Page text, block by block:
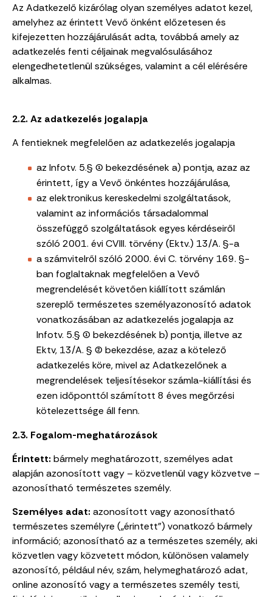
Az Adatkezelő kizárólag olyan személyes adatot kezel,
amelyhez az érintett Vevő önként előzetesen és
kifejezetten hozzájárulását adta, továbbá amely az
adatkezelés fenti céljainak megvalósulásához
elengedhetetlenül szükséges, valamint a cél elérésére
alkalmas.
2.2. Az adatkezelés jogalapja
A fentieknek megfelelően az adatkezelés jogalapja
az Infotv. 5.§ (1) bekezdésének a) pontja, azaz az
érintett, így a Vevő önkéntes hozzájárulása,
az elektronikus kereskedelmi szolgáltatások,
valamint az információs társadalommal
összefüggő szolgáltatások egyes kérdéseiről
szóló 2001. évi CVIII. törvény (Ektv.) 13/A. §-a
a számvitelről szóló 2000. évi C. törvény 169. §-
ban foglaltaknak megfelelően a Vevő
megrendelését követően kiállított számlán
szereplő természetes személyazonosító adatok
vonatkozásában az adatkezelés jogalapja az
Infotv. 5.§ (1) bekezdésének b) pontja, illetve az
Ektv, 13/A. § (2) bekezdése, azaz a kötelező
adatkezelés köre, mivel az Adatkezelőnek a
megrendelések teljesítésekor számla-kiállítási és
ezen időponttól számított 8 éves megőrzési
kötelezettsége áll fenn.
2.3. Fogalom-meghatározások
Érintett: bármely meghatározott, személyes adat
alapján azonosított vagy – közvetlenül vagy közvetve –
azonosítható természetes személy.
Személyes adat: azonosított vagy azonosítható
természetes személyre („érintett”) vonatkozó bármely
információ; azonosítható az a természetes személy, aki
közvetlen vagy közvetett módon, különösen valamely
azonosító, például név, szám, helymeghatározó adat,
online azonosító vagy a természetes személy testi,